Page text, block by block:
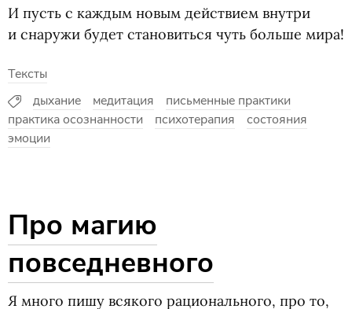
И пусть с каждым новым действием внутри
и снаружи будет становиться чуть больше мира!
Тексты
дыхание
медитация
письменные практики
практика осознанности
психотерапия
состояния
эмоции
Про магию
повседневного
Я много пишу всякого рационального, про то,